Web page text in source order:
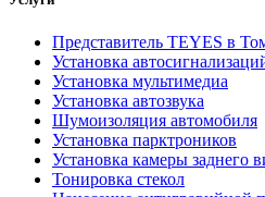
Представитель TEYES в
Установка
Установка мультимедиа
Установка автозвука
Шумоизоляция автомобиля
Установка парктроников
Установка камеры заднего
Тонировка стекол